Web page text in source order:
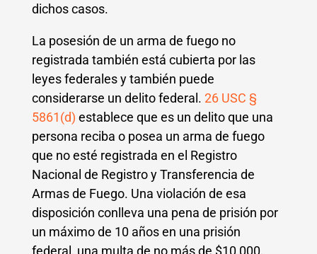
dichos casos.
La posesión de un arma de fuego no
registrada también está cubierta por las
leyes federales y también puede
considerarse un delito federal. 26 USC §
5861(d) establece que es un delito que una
persona reciba o posea un arma de fuego
que no esté registrada en el Registro
Nacional de Registro y Transferencia de
Armas de Fuego. Una violación de esa
disposición conlleva una pena de prisión por
un máximo de 10 años en una prisión
federal, una multa de no más de $10,000,